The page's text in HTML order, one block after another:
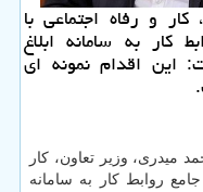
و رفاه اجتماعی با
کار به سامانه ابلاغ
این اقدام نمونه ای
میدری، وزیر تعاون، کار
روابط کار به سامانه